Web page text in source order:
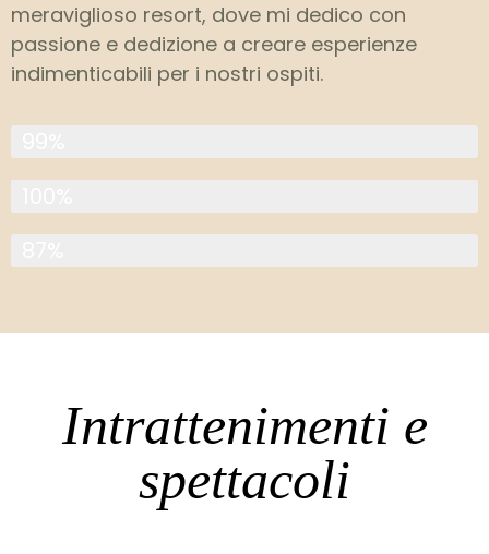
meraviglioso resort, dove mi dedico con
passione e dedizione a creare esperienze
indimenticabili per i nostri ospiti.
Intrattenimenti e
spettacoli